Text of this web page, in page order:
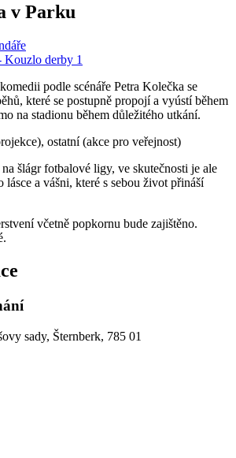
v Parku
podle scénáře Petra Kolečka se
které se postupně propojí a vyústí během
na stadionu během důležitého utkání.
ostatní (akce pro veřejnost)
šlágr fotbalové ligy, ve skutečnosti je ale
a vášni, které s sebou život přináší
včetně popkornu bude zajištěno.
sady, Šternberk, 785 01